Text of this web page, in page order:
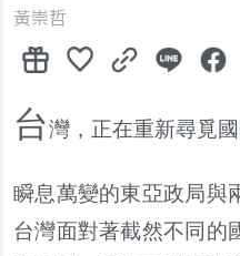
黃崇哲
台灣 ， 正在重新尋覓
瞬息萬變的東亞政局與
台灣面對著截然不同的